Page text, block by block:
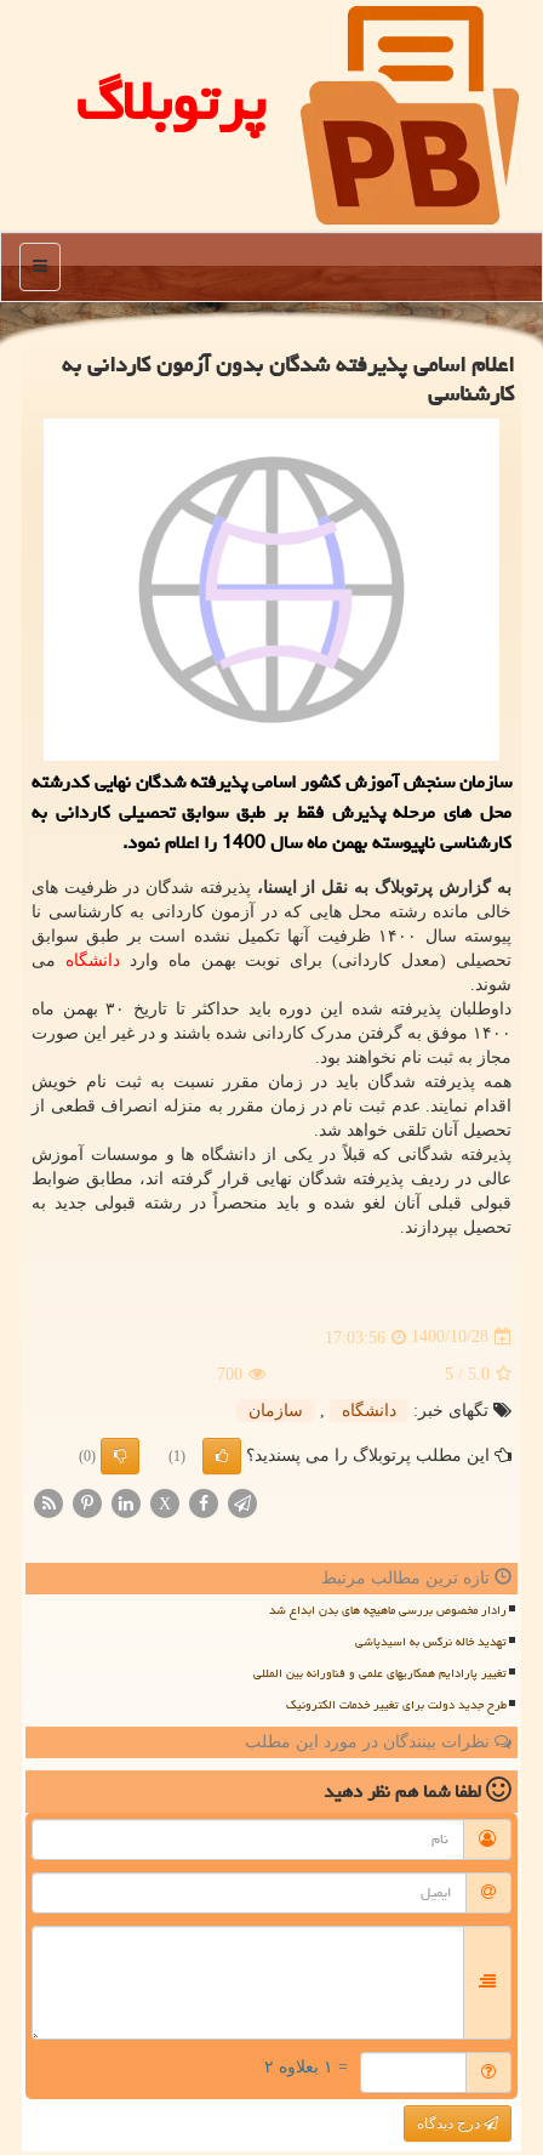
پرتوبلاگ
منو
اعلام اسامی پذیرفته شدگان بدون آزمون کاردانی به
کارشناسی
سازمان سنجش آموزش کشور اسامی پذیرفته شدگان نهایی کدرشته
محل های مرحله پذیرش فقط بر طبق سوابق تحصیلی کاردانی به
کارشناسی ناپیوسته بهمن ماه سال 1400 را اعلام نمود.
به گزارش پرتوبلاگ به نقل از ایسنا، پذیرفته شدگان در ظرفیت های
خالی مانده رشته محل هایی که در آزمون کاردانی به کارشناسی نا
پیوسته سال ۱۴۰۰ ظرفیت آنها تکمیل نشده است بر طبق سوابق
تحصیلی (معدل کاردانی) برای نوبت بهمن ماه وارددانشگاه می
شوند.
داوطلبان پذیرفته شده این دوره باید حداکثر تا تاریخ ۳۰ بهمن ماه
۱۴۰۰ موفق به گرفتن مدرک کاردانی شده باشند و در غیر این صورت
مجاز به ثبت نام نخواهند بود.
همه پذیرفته شدگان باید در زمان مقرر نسبت به ثبت نام خویش
اقدام نمایند. عدم ثبت نام در زمان مقرر به منزله انصراف قطعی از
تحصیل آنان تلقی خواهد شد.
پذیرفته شدگانی که قبلاً در یکی از دانشگاه ها و موسسات آموزش
عالی در ردیف پذیرفته شدگان نهایی قرار گرفته اند، مطابق ضوابط
قبولی قبلی آنان لغو شده و باید منحصراً در رشته قبولی جدید به
تحصیل بپردازند.
1400/10/28
17:03:56
5.0
/ 5
700
تگهای خبر:
دانشگاه سازمان
این مطلب پرتوبلاگ را می پسندید؟ (1)
(0)
X
تازه ترین مطالب مرتبط
رادار مخصوص بررسی ماهیچه های بدن ابداع شد
تهدید خاله نرگس به اسیدپاشی
تغییر پارادایم همکاریهای علمی و فناورانه بین المللی
طرح جدید دولت برای تغییر خدمات الکترونیک
نظرات بینندگان در مورد این مطلب
لطفا شما همنظر دهید
= ۱ بعلاوه ۲
درج دیدگاه